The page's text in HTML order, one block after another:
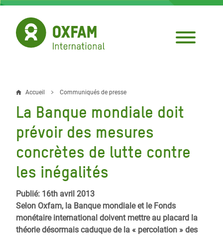
Aller
contenu
principal
Fil
d'Ariane
Accueil Communiqués de presse
La Banque mondiale doit
prévoir des mesures
concrètes de lutte contre
les inégalités
Publié: 16th avril 2013
Selon Oxfam, la Banque mondiale et le Fonds
monétaire international doivent mettre au placard la
théorie désormais caduque de la « percolation » des